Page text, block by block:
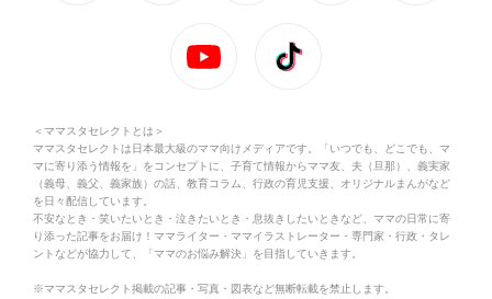
＜ママスタセレクトとは＞
ママスタセレクトは日本最大級のママ向けメディアです。「いつでも、どこでも、マ
マに寄り添う情報を」をコンセプトに、子育て情報からママ友、夫（旦那）、義実家
（義母、義父、義家族）の話、教育コラム、行政の育児支援、オリジナルまんがなど
を日々配信しています。
不安なとき・笑いたいとき・泣きたいとき・息抜きしたいときなど、ママの日常に寄
り添った記事をお届け！ママライター・ママイラストレーター・専門家・行政・タレ
ントなどが協力して、「ママのお悩み解決」を目指していきます。
※ママスタセレクト掲載の記事・写真・図表など無断転載を禁止します。